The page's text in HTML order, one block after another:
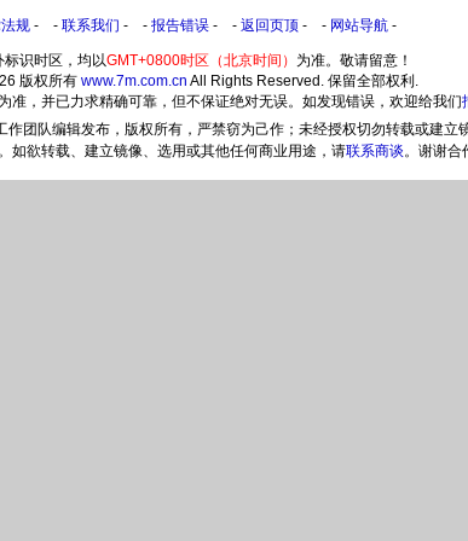
规 - - 联系我们 - - 报告错误 - - 返回页顶 - - 网站导航 -
识时区，均以GMT+0800时区（北京时间） 为准。敬请留意！
版权所有 www.7m.com.cn All Rights Reserved. 保留全部权利.
准，并已力求精确可靠，但不保证绝对无误。如发现错误，欢迎给我们
团队编辑发布，版权所有，严禁窃为己作；未经授权切勿转载或建立镜
如欲转载、建立镜像、选用或其他任何商业用途，请联系商谈。谢谢合